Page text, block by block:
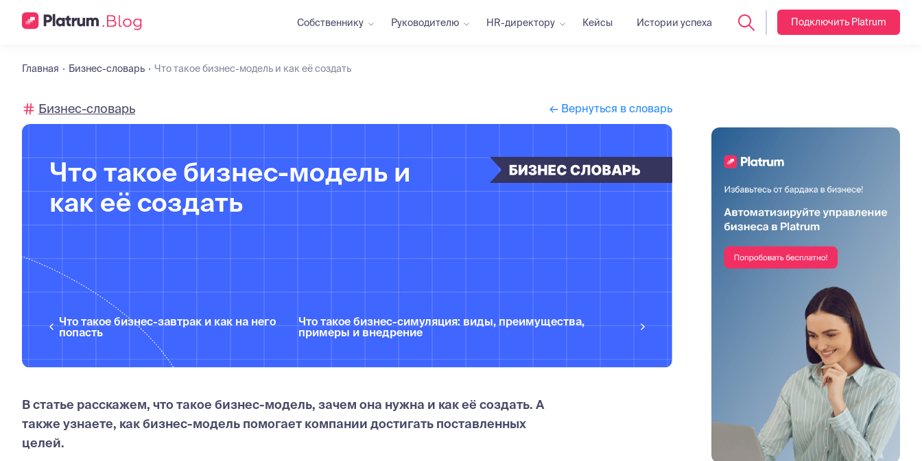
Собственнику Руководителю HR-директору Кейсы Истории успеха Подключить Platrum
Главная Бизнес-словарь Что такое бизнес-модель и как её создать
Бизнес-словарь ← Вернуться в словарь
Что такое бизнес-модель и
как её создать
Что такое бизнес-завтрак и как на него
попасть
Что такое бизнес-симуляция: виды, преимущества,
примеры и внедрение
В статье расскажем, что такое бизнес-модель, зачем она нужна и как её создать. А
также узнаете, как бизнес-модель помогает компании достигать поставленных
целей.